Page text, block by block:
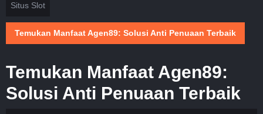
Situs Slot
Temukan Manfaat Agen89: Solusi Anti Penuaan Terbaik
Temukan Manfaat Agen89:
Solusi Anti Penuaan Terbaik